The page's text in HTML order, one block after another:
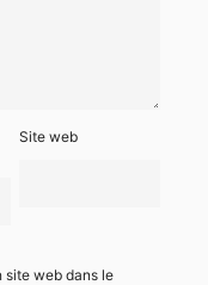
Site web
site web dans le